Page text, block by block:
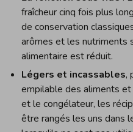
fraîcheur cinq fois plus
de conservation
arômes et les nutriments
alimentaire est réduit.
Légers et incassables,
empilable des aliments
et le congélateur, les
être rangés les uns dans